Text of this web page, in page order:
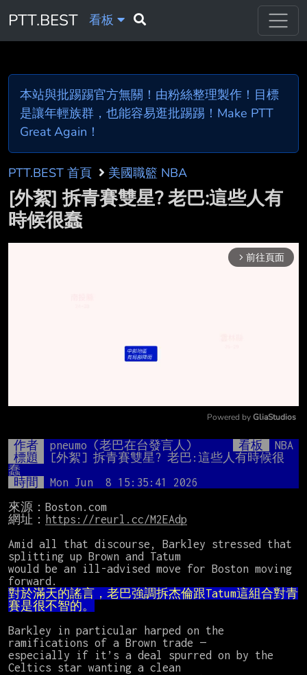
PTT.BEST 看板
本站與批踢踢官方無關！由粉絲整理製作！目標
是讓年輕族群，也能容易逛批踢踢！Make PTT
Great Again！
PTT.BEST 首頁 美國職籃 NBA
[外絮] 拆青賽雙星? 老巴:這些人有
時候很蠢
arrow_forward_ios 前往頁面
Mute
Powered by GliaStudios
作者 pneumo (老巴在台發言人) 看板
NBA
標題
[外絮] 拆青賽雙星? 老巴:這些人有時候很
蠢
時間
Mon Jun  8 15:35:41 2026
來源：Boston.com
網址：
https://reurl.cc/M2EAdp
Amid all that discourse, Barkley stressed that
splitting up Brown and Tatum
would be an ill-advised move for Boston moving
對於滿天的謠言，老巴強調拆杰倫跟Tatum這組合對青
賽是很不智的。
Barkley in particular harped on the
ramifications of a Brown trade —
especially if it’s a deal spurred on by the
Celtics star wanting a clean